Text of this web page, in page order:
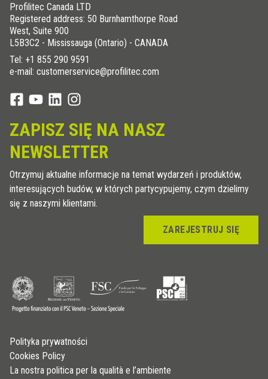
Profilitec Canada LTD
Registered address: 50 Burnhamthorpe Road
West, Suite 900
L5B3C2 - Mississauga (Ontario) - CANADA
Tel: +1 855 290 9591
e-mail: customerservice@profilitec.com
ZAPISZ SIĘ NA NASZ
NEWSLETTER
Otrzymuj aktualne informacje na temat wydarzeń i produktów,
interesujących budów, w których partycypujemy, czym dzielimy
się z naszymi klientami.
ZAREJESTRUJ SIĘ
Polityka prywatności
Cookies Policy
La nostra politica per la qualità e l’ambiente